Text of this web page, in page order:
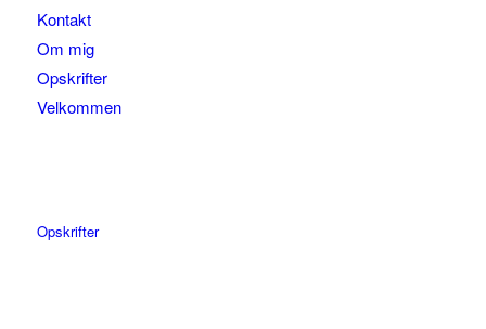
Kontakt
Om mig
Opskrifter
Velkommen
Opskrifter